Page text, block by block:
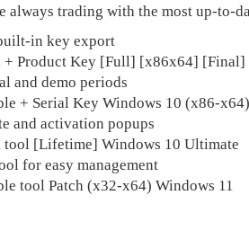
always trading with the most up-to-
in key export
+ Product Key [Full] [x86x64] [Final]
and demo periods
+ Serial Key Windows 10 (x86-
and activation popups
tool [Lifetime] Windows 10 Ultimate
for easy management
tool Patch (x32-x64) Windows 11